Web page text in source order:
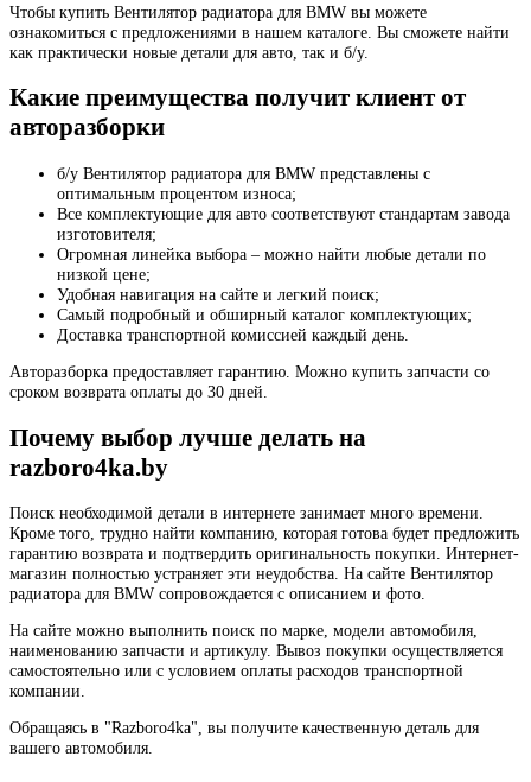
Чтобы купить Вентилятор радиатора для BMW вы можете
ознакомиться с предложениями в нашем каталоге. Вы сможете найти
как практически новые детали для авто, так и б/у.
Какие преимущества получит клиент от
авторазборки
б/у Вентилятор радиатора для BMW представлены с
оптимальным процентом износа;
Все комплектующие для авто соответствуют стандартам завода
изготовителя;
Огромная линейка выбора – можно найти любые детали по
низкой цене;
Удобная навигация на сайте и легкий поиск;
Самый подробный и обширный каталог комплектующих;
Доставка транспортной комиссией каждый день.
Авторазборка предоставляет гарантию. Можно купить запчасти со
сроком возврата оплаты до 30 дней.
Почему выбор лучше делать на
razboro4ka.by
Поиск необходимой детали в интернете занимает много времени.
Кроме того, трудно найти компанию, которая готова будет предложить
гарантию возврата и подтвердить оригинальность покупки. Интернет-
магазин полностью устраняет эти неудобства. На сайте Вентилятор
радиатора для BMW сопровождается с описанием и фото.
На сайте можно выполнить поиск по марке, модели автомобиля,
наименованию запчасти и артикулу. Вывоз покупки осуществляется
самостоятельно или с условием оплаты расходов транспортной
компании.
Обращаясь в "Razboro4ka", вы получите качественную деталь для
вашего автомобиля.